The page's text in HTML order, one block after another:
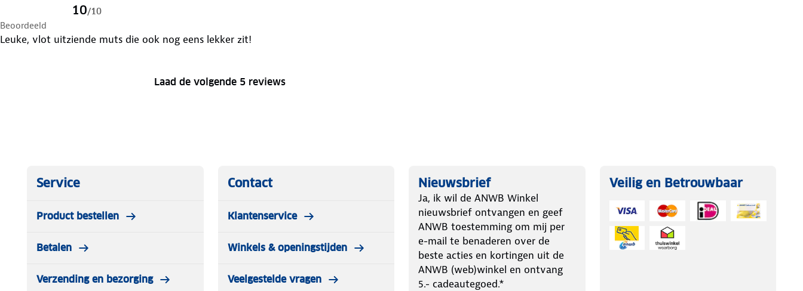
10/10
Beoordeeld
Leuke, vlot uitziende muts die ook nog eens lekker zit!
Laad de volgende 5 reviews
Service
Product bestellen
Betalen
Verzending en bezorging
Contact
Klantenservice
Winkels & openingstijden
Veelgestelde vragen
Nieuwsbrief
Ja, ik wil de ANWB Winkel
nieuwsbrief ontvangen en geef
ANWB toestemming om mij per
e-mail te benaderen over de
beste acties en kortingen uit de
ANWB (web)winkel en ontvang
5.- cadeautegoed.*
Veilig en Betrouwbaar